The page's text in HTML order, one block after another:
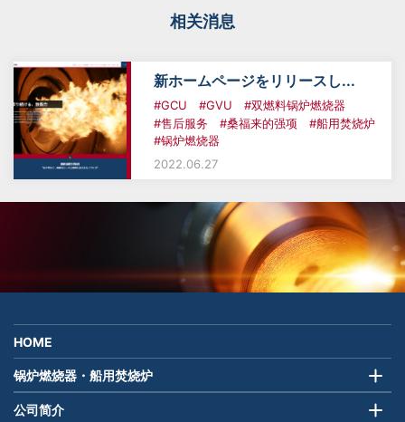
相关消息
新ホームページをリリースし...
#GCU #GVU
#双燃料锅炉燃烧器
#售后服务
#桑福来的强项
#船用焚烧炉
#锅炉燃烧器
2022.06.27
HOME
锅炉燃烧器・船用焚烧炉
公司简介